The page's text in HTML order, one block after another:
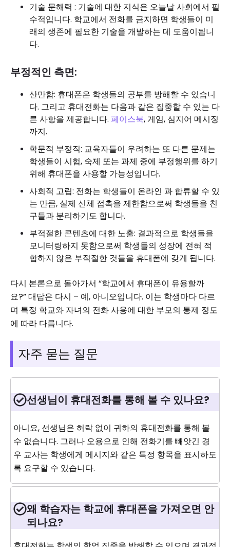
기술 문해력 : 기술에 대한 지식은 오늘날 사회에서 필
수적입니다. 학교에서 전화를 금지하면 학생들이 미
래의 생존에 필요한 기술을 개발하는 데 도움이됩니
다.
부정적인 측면:
산만함: 휴대폰은 학생들의 공부를 방해할 수 있습니
다. 그리고 휴대전화는 다음과 같은 집중할 수 있는 다
른 사항을 제공합니다. 페이스북, 게임, 심지어 메시징
까지.
학문적 부정직: 교육자들이 우려하는 또 다른 문제는
학생들이 시험, 숙제 또는 과제 중에 부정행위를 하기
위해 휴대폰을 사용할 가능성입니다.
사회적 고립: 전화는 학생들이 온라인 과 합류할 수 있
는 만큼, 실제 신체 접촉을 제한함으로써 학생들을 친
구들과 분리하기도 합니다.
부적절한 콘텐츠에 대한 노출: 결과적으로 학생들을
모니터링하지 못함으로써 학생들의 성장에 전혀 적
합하지 않은 부적절한 것들을 휴대폰에 갖게 됩니다.
다시 본론으로 돌아가서 “학교에서 휴대폰이 유용할까
요?” 대답은 다시 – 예, 아니오입니다. 이는 학생마다 다르
며 특정 학교와 자녀의 전화 사용에 대한 부모의 통제 정도
에 따라 다릅니다.
자주 묻는 질문
선생님이 휴대전화를 통해 볼 수 있나요?
아니요, 선생님은 허락 없이 귀하의 휴대전화를 통해 볼
수 없습니다. 그러나 오용으로 인해 전화기를 빼앗긴 경
우 교사는 학생에게 메시지와 같은 특정 항목을 표시하도
록 요구할 수 있습니다.
왜 학습자는 학교에 휴대폰을 가져오면 안
되나요?